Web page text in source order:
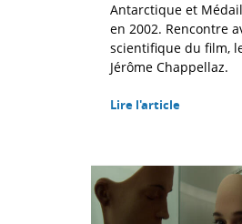
Antarctique et
en 2002. Rencontre
scientifique du film,
Jérôme Chappellaz.
Lire l'article